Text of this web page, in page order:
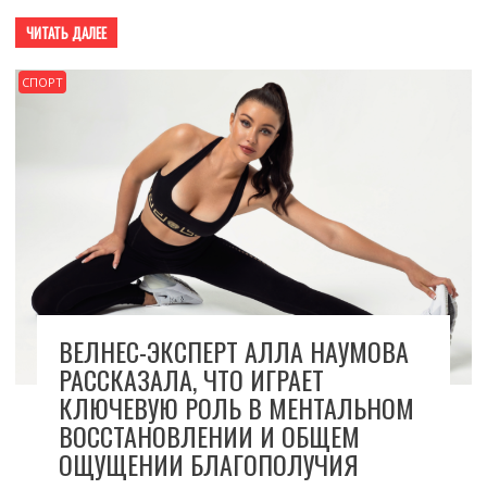
ЧИТАТЬ ДАЛЕЕ
СПОРТ
ВЕЛНЕС-ЭКСПЕРТ АЛЛА НАУМОВА
РАССКАЗАЛА, ЧТО ИГРАЕТ
КЛЮЧЕВУЮ РОЛЬ В МЕНТАЛЬНОМ
ВОССТАНОВЛЕНИИ И ОБЩЕМ
ОЩУЩЕНИИ БЛАГОПОЛУЧИЯ